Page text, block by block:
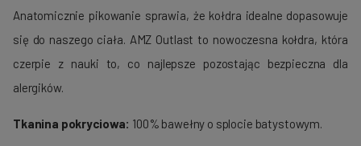
Anatomicznie pikowanie sprawia, że kołdra idealne dopasowuje
się do naszego ciała. AMZ Outlast to nowoczesna kołdra, która
czerpie z nauki to, co najlepsze pozostając bezpieczna dla
alergików.
Tkanina pokryciowa: 100% bawełny o splocie batystowym.